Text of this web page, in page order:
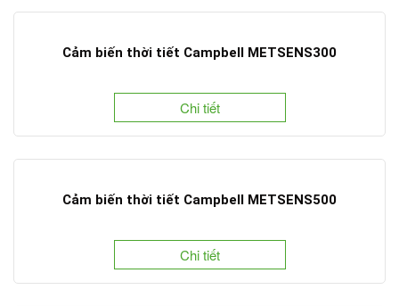
Cảm biến thời tiết Campbell METSENS300
Chi tiết
Cảm biến thời tiết Campbell METSENS500
Chi tiết